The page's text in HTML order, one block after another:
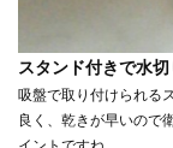
スタンド付きで水
吸盤で取り付けられる
良く、乾きが早いので